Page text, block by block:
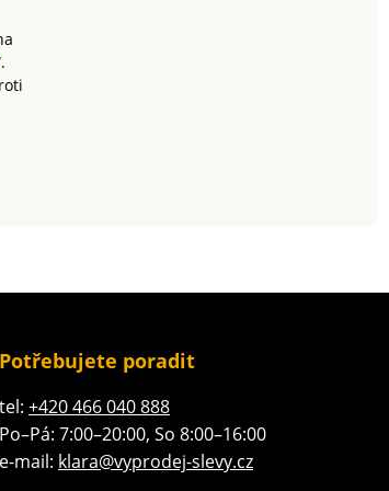
Potřebujete poradit
tel: +420 466 040 888
Po–Pá: 7:00–20:00, So 8:00–16:00
e-mail: klara@vyprodej-slevy.cz